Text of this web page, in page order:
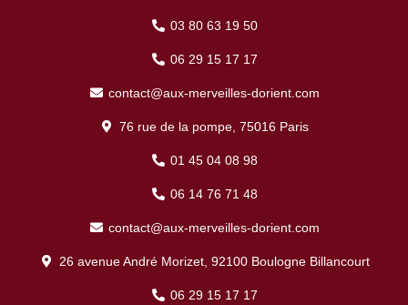
03 80 63 19 50
06 29 15 17 17
contact@aux-merveilles-dorient.com
76 rue de la pompe, 75016 Paris
01 45 04 08 98
06 14 76 71 48
contact@aux-merveilles-dorient.com
26 avenue André Morizet, 92100 Boulogne Billancourt
06 29 15 17 17